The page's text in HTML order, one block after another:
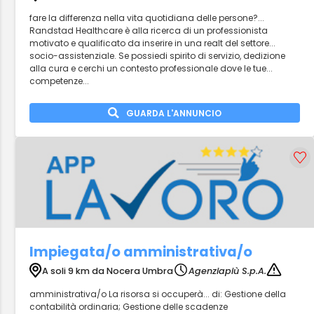
fare la differenza nella vita quotidiana delle persone?...
Randstad Healthcare è alla ricerca di un professionista
motivato e qualificato da inserire in una realt del settore...
socio-assistenziale. Se possiedi spirito di servizio, dedizione
alla cura e cerchi un contesto professionale dove le tue...
competenze...
GUARDA L'ANNUNCIO
Impiegata/o amministrativa/o
A soli 9 km da Nocera Umbra
Agenziapiù S.p.A.
amministrativa/o La risorsa si occuperà... di: Gestione della
contabilità ordinaria; Gestione delle scadenze